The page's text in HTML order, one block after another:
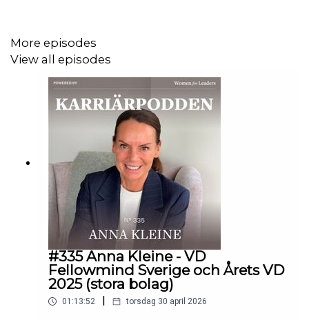
Tack för att du lyssnar och följer
for Leaders och
Programledare: Eva Ekedahl, Kontakt:
eva@womenforleaders.com
More episodes
View all episodes
#335 Anna Kleine - VD
Fellowmind Sverige och Årets VD
2025 (stora bolag)
01:13:52 torsdag 30 april 2026